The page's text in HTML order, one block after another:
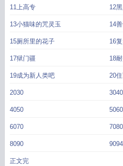
11上高专 12
13小猫味的咒灵玉 14
15厕所里的花子 16
17狱门疆 18
19成为新人类吧 20
2030 3040
4050 5060
6070 7080
8090 9094
正文完